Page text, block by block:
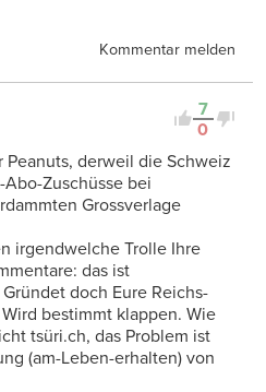
Kommentar melden
7
0
Peanuts, derweil die Schweiz
Zuschüsse bei
Grossverlage
irgendwelche Trolle Ihre
das ist
doch Eure Reichs-
bestimmt klappen. Wie
tsüri.ch, das Problem ist
(am-Leben-erhalten) von